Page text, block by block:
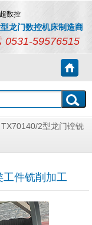
数控
龙门数控机床制造商
0531-59576515
2型龙门镗铣
件铣削加工